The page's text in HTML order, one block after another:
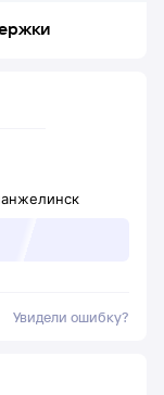
Увидели ошибку?